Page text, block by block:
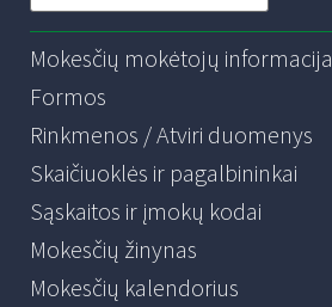
Mokesčių mokėtojų informacija
Formos
Rinkmenos / Atviri duomenys
Skaičiuoklės ir pagalbininkai
Sąskaitos ir įmokų kodai
Mokesčių žinynas
Mokesčių kalendorius